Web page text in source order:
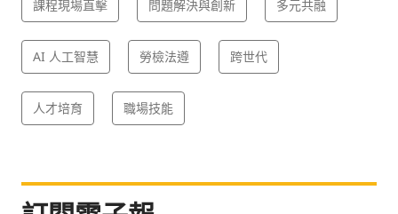
課程現場直擊 問題解決與創新 多元共融
AI 人工智慧 勞檢法遵 跨世代
人才培育 職場技能